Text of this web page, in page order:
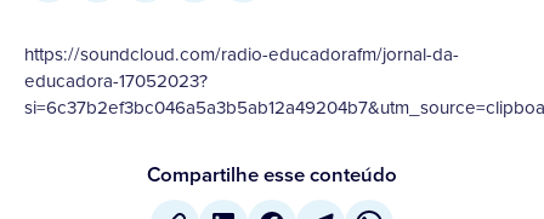
https://soundcloud.com/radio-educadorafm/jornal-da-
educadora-17052023?
Compartilhe esse conteúdo